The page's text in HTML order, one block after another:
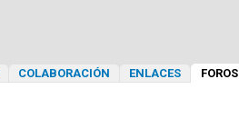
COLABORACIÓN ENLACES FOROS